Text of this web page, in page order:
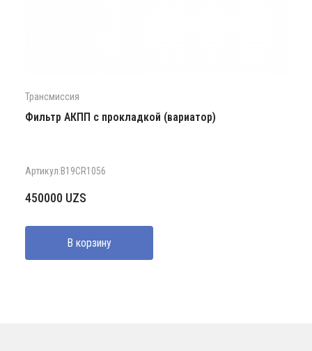
Трансмиссия
Фильтр АКПП c прокладкой (вариатор)
Артикул:B19CR1056
450000 UZS
В корзину